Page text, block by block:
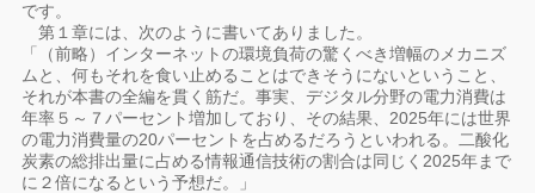
です。
第１章には、次のように書いてありました。
「（前略）インターネットの環境負荷の驚くべき増幅のメカニズ
ムと、何もそれを食い止めることはできそうにないということ、
それが本書の全編を貫く筋だ。事実、デジタル分野の電力消費は
年率５～７パーセント増加しており、その結果、2025年には世界
の電力消費量の20パーセントを占めるだろうといわれる。二酸化
炭素の総排出量に占める情報通信技術の割合は同じく2025年まで
に２倍になるという予想だ。」